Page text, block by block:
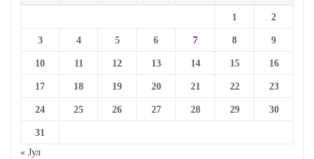
1 2
3 4 5 6 7 8 9
10 11 12 13 14 15 16
17 18 19 20 21 22 23
24 25 26 27 28 29 30
31
« Јул